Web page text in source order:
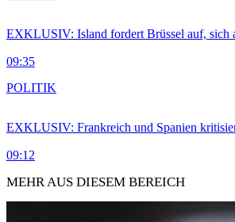
EXKLUSIV: Island fordert Brüssel auf, sich
09:35
EXKLUSIV: Frankreich und Spanien
09:12
POLITIK
MEHR AUS DIESEM BEREICH